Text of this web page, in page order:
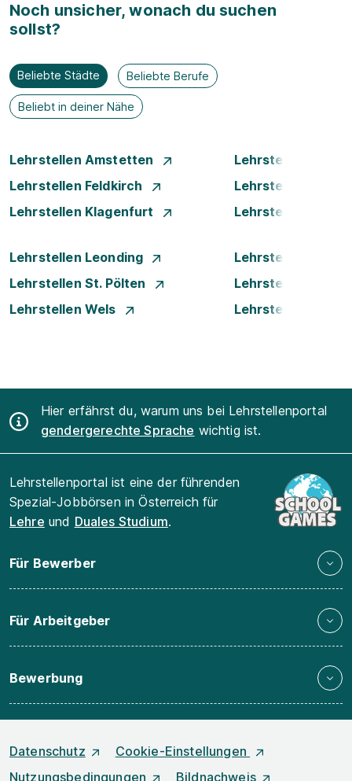
Noch unsicher, wonach du suchen
sollst?
Beliebte Städte Beliebte Berufe
Beliebt in deiner Nähe
Lehrstellen Amstetten
Lehrstellen
Lehrstellen Feldkirch
Lehrstellen Graz
Lehrstellen Klagenfurt
Lehrstellen
Lehrstellen Leonding
Lehrstellen Linz
Lehrstellen St. Pölten
Lehrstellen Steyr
Lehrstellen Wels
Lehrstellen Wien
Hier erfährst du, warum uns bei Lehrstellenportal
gendergerechte Sprache wichtig ist.
Lehrstellenportal ist eine der führenden
Spezial-Jobbörsen in Österreich für
Lehre und Duales Studium.
Für Bewerber
Für Arbeitgeber
Bewerbung
Datenschutz
Cookie-Einstellungen
Nutzungsbedingungen
Bildnachweis